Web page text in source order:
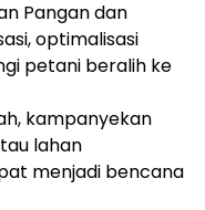
Pangan dan
optimalisasi
petani beralih ke
kampanyekan
lahan
menjadi bencana